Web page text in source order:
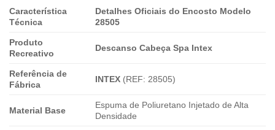
Característica
Técnica
Detalhes Oficiais do Encosto Modelo
28505
Produto
Recreativo
Descanso Cabeça Spa Intex
Referência de
Fábrica
INTEX (REF: 28505)
Material Base
Espuma de Poliuretano Injetado de Alta
Densidade